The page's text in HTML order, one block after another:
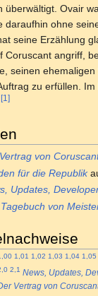
überwältigt. Ovair
daraufhin ohne
seine Erzählung
Coruscant angriff,
seinen
zu erfüllen.
[1]
von
für die Republik
Updates,
von
1,01 1,02 1,03 1,04 1,05
2,1 News, Updates,
Vertrag von